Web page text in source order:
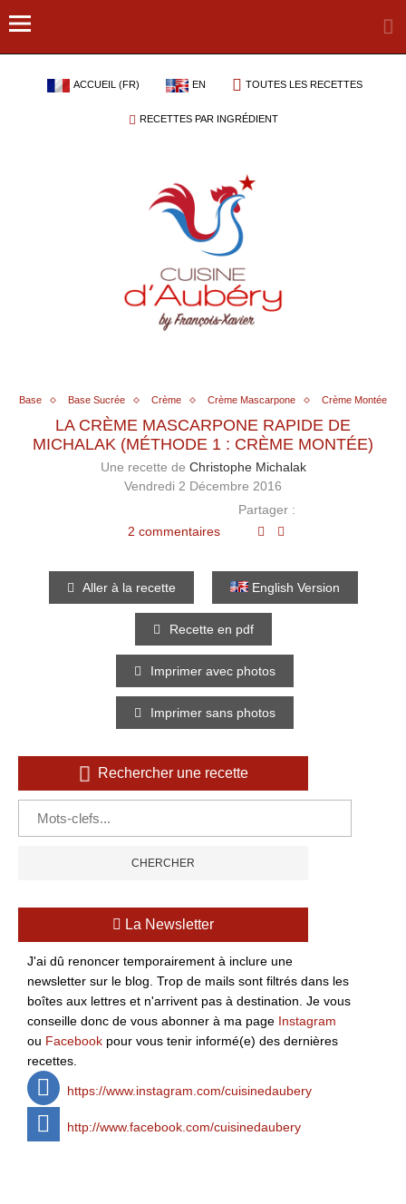
ACCUEIL (FR) EN TOUTES LES RECETTES
RECETTES PAR INGRÉDIENT
Base Base Sucrée Crème Crème Mascarpone Crème Montée
LA CRÈME MASCARPONE RAPIDE DE
MICHALAK (MÉTHODE 1 : CRÈME MONTÉE)
Une recette de Christophe Michalak
Vendredi 2 Décembre 2016
2 commentaires
Partager :
Aller à la recette English Version
Recette en pdf
Imprimer avec photos
Imprimer sans photos
Rechercher une recette
La Newsletter
J'ai dû renoncer temporairement à inclure une
newsletter sur le blog. Trop de mails sont filtrés dans les
boîtes aux lettres et n'arrivent pas à destination. Je vous
conseille donc de vous abonner à ma page Instagram
ou Facebook pour vous tenir informé(e) des dernières
recettes.
https://www.instagram.com/cuisinedaubery
http://www.facebook.com/cuisinedaubery